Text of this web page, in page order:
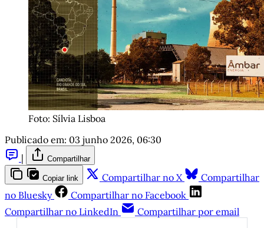
Foto: Sílvia Lisboa
Publicado em: 03 junho 2026, 06:30
|
Compartilhar
Copiar link Compartilhar no X
Compartilhar
no Bluesky
Compartilhar no Facebook
Compartilhar no LinkedIn
Compartilhar por email